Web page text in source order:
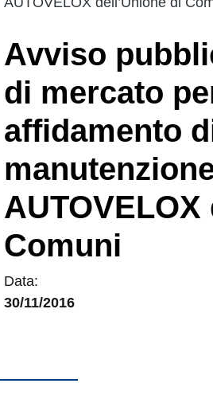
Avviso
di mercato
affidamento
AUTOVELOX
Comuni
Data:
30/11/2016